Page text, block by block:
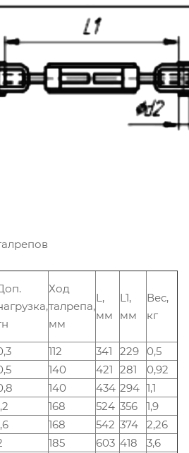
Ход
талрепа,
мм
L,
мм
L1,
мм
Вес,
кг
112 341 229 0,5
140 421 281
0,92
140 434 294 1,1
168 524 356
1,9
168 542 374
2,26
185 603 418
3,6